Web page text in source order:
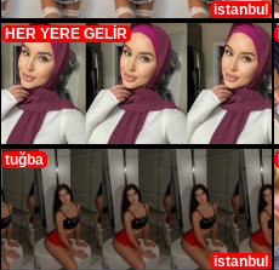
istanbul
HER YERE GELİR
tuğba
istanbul